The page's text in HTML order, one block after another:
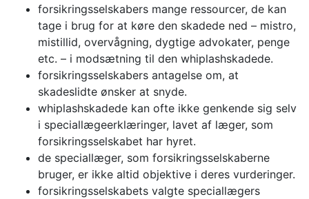
forsikringsselskabers mange ressourcer, de kan
tage i brug for at køre den skadede ned – mistro,
mistillid, overvågning, dygtige advokater, penge
etc. – i modsætning til den whiplashskadede.
forsikringsselskabers antagelse om, at
skadeslidte ønsker at snyde.
whiplashskadede kan ofte ikke genkende sig selv
i speciallægeerklæringer, lavet af læger, som
forsikringsselskabet har hyret.
de speciallæger, som forsikringsselskaberne
bruger, er ikke altid objektive i deres vurderinger.
forsikringsselskabets valgte speciallægers